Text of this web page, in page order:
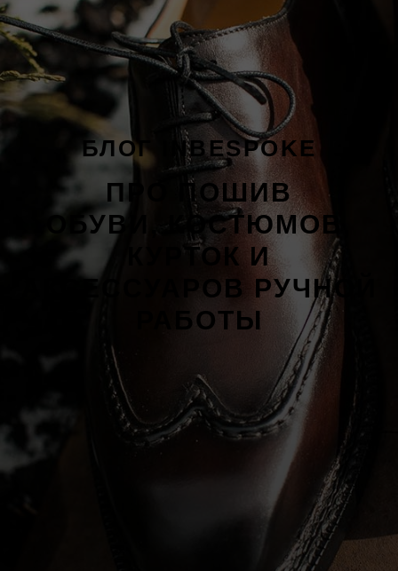
БЛОГ INBESPOKE
ПРО ПОШИВ
ОБУВИ, КОСТЮМОВ,
КУРТОК И
АКСЕССУАРОВ РУЧНОЙ
РАБОТЫ